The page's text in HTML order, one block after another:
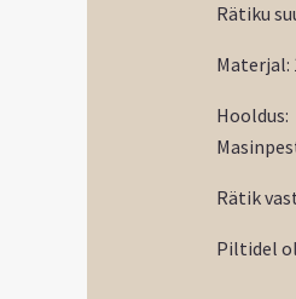
Rätiku
Materjal:
Hooldus:
Rätik
Piltidel